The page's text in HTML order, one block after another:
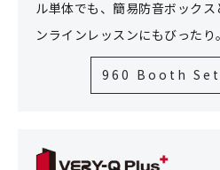
ル単体でも、簡易防音ボック
ンラインレッスンにもびったり。
960 Booth